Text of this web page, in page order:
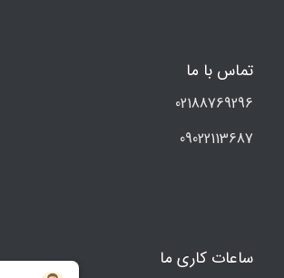
تماس با ما
02188769296
09022113687
ساعات کاری ما